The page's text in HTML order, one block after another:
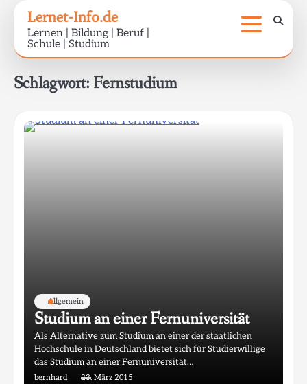
content
Lernet-Info.de
Lernen | Bildung | Beruf |
Schule | Studium
Schlagwort: Fernstudium
Allgemein
Studium an einer Fernuniversität
Als Alternative zum Studium an einer der staatlichen
Hochschule in Deutschland bietet sich für Studierwillige
das Studium an einer Fernuniversität…
bernhard 23. März 2015